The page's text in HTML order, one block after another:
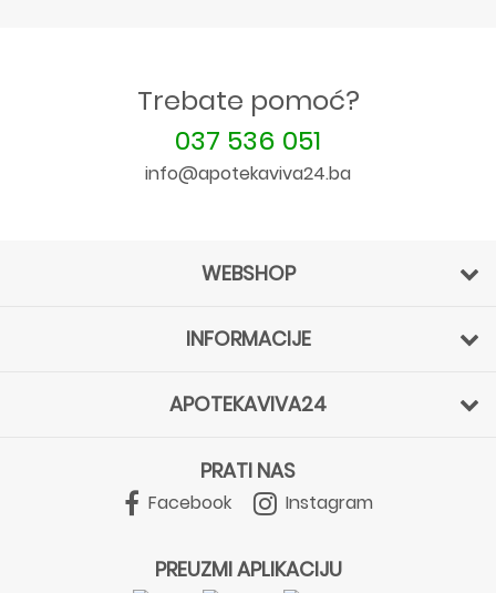
Trebate pomoć?
037 536 051
info@apotekaviva24.ba
WEBSHOP
INFORMACIJE
APOTEKAVIVA24
PRATI NAS
Facebook Instagram
PREUZMI APLIKACIJU